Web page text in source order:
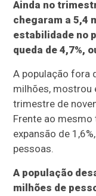
Ainda no
chegaram a 5,4
estabilidade no
queda de 4,7%,
A população fora
milhões, mostrou
trimestre de
Frente ao
expansão de
pessoas.
A população
milhões de